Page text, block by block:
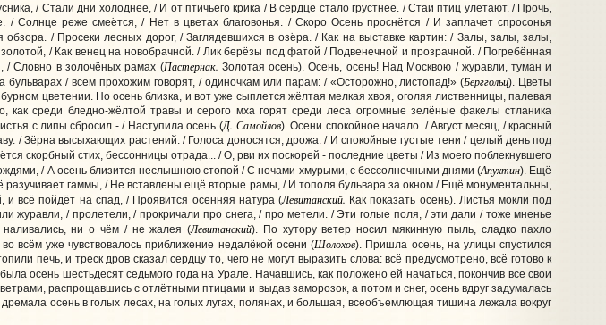
/ Стали дни холоднее, / И от птичьего крика / В сердце стало грустнее. / Стаи птиц улетают. / Прочь,
Солнце реже смеётся, / Нет в цветах благовонья. / Скоро Осень проснётся / И заплачет спросонья
/ Просеки лесных дорог, / Заглядевшихся в озёра. / Как на выставке картин: / Залы, залы, залы,
/ Как венец на новобрачной. / Лик берёзы под фатой / Подвенечной и прозрачной. / Погребённая
/ Словно в золочёных рамах (Пастернак. Золотая осень). Осень, осень! Над Москвою / журавли, туман и
/ всем прохожим говорят, / одиночкам или парам: / «Осторожно, листопад!» (Берггольц). Цветы
цветении. Но осень близка, и вот уже сыплется жёлтая мелкая хвоя, оголяя лиственницы, палевая
как среди бледно-жёлтой травы и серого мха горят среди леса огромные зелёные факелы стланика
с липы сбросил - / Наступила осень (Д. Самойлов). Осени спокойное начало. / Август месяц, / красный
/ Зёрна высыхающих растений. / Голоса доносятся, дрожа. / И спокойные густые тени / целый день под
скорбный стих, бессонницы отрада... / О, рви их поскорей - последние цветы / Из моего поблекнувшего
/ А осень близится неслышною стопой / С ночами хмурыми, с бессолнечными днями (Апухтин). Ещё
гаммы, / Не вставлены ещё вторые рамы, / И тополя бульвара за окном / Ещё монументальны,
и всё пойдёт на спад, / Проявится осенняя натура (Левитанский. Как показать осень). Листья мокли под
журавли, / пролетели, / прокричали про снега, / про метели. / Эти голые поля, / эти дали / тоже мненье
ни о чём / не жалея (Левитанский). По хутору ветер носил мякинную пыль, сладко пахло
всём уже чувствовалось приближение недалёкой осени (Шолохов). Пришла осень, на улицы спустился
печь, и треск дров сказал сердцу то, чего не могут выразить слова: всё предусмотрено, всё готово к
осень шестьдесят седьмого года на Урале. Начавшись, как положено ей начаться, покончив все свои
распрощавшись с отлётными птицами и выдав заморозок, а потом и снег, осень вдруг задумалась
осень в голых лесах, на голых лугах, полянах, и большая, всеобъемлющая тишина лежала вокруг